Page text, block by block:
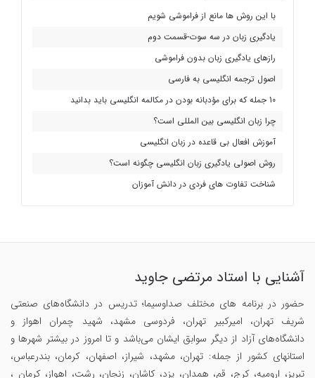
با این روش ها مانع از فراموشی شویم
یادگیری زبان در سه سوت-قسمت دوم
رازهای یادگیری زبان بدون فراموشی
اصول ترجمه انگلیسی به فارسی
10 جمله که برای مؤدبانه بودن در مکالمه انگلیسی باید بدانید
چرا زبان انگلیسی بین المللی است؟
آموزش افعال بی قاعده در زبان انگلیسی
روش اصولی یادگیری زبان انگلیسی چگونه است؟
شناخت تفاوت های فردی در دانش آموزان
آشنایی با استاد مرتضی جاوید
حضور در برنامه های مختلف صداوسیما؛ تدریس در دانشگاه‌های صنعتی
شریف تهران، امیرکبیر تهران، فردوسی مشهد، شهید چمران اهواز و
دانشگاه‌های آزاد از دیگر سوابق ایشان می‌باشد و تا امروز در بیشتر شهرها و
استانهای کشور از جمله: تهران، مشهد، شیراز، اصفهان، کرمان، بندرعباس،
تبریز، ارومیه، کرج، قم، همدان، یزد، کاشان، زنجان، رشت، اهواز، کرمان ،